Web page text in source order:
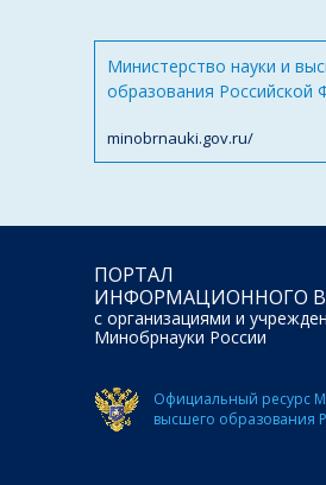
Министерство науки и
образования Российской
minobrnauki.gov.ru/
ПОРТАЛ
ИНФОРМАЦИОННОГО
с организациями и
Минобрнауки России
Официальный ресурс
высшего образования